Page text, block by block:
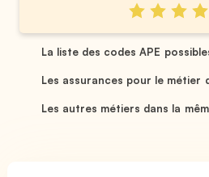
La liste des codes APE
Les assurances pour le métier
Les autres métiers dans la